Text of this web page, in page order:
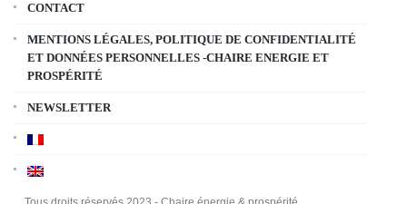
CONTACT
MENTIONS LÉGALES, POLITIQUE DE CONFIDENTIALITÉ
ET DONNÉES PERSONNELLES -CHAIRE ENERGIE ET
PROSPÉRITÉ
NEWSLETTER